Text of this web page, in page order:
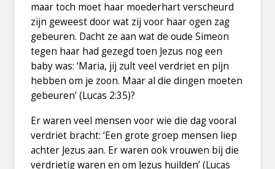
maar toch moet haar moederhart verscheurd
zijn geweest door wat zij voor haar ogen zag
gebeuren. Dacht ze aan wat de oude Simeon
tegen haar had gezegd toen Jezus nog een
baby was: ‘Maria, jij zult veel verdriet en pijn
hebben om je zoon. Maar al die dingen moeten
gebeuren’ (Lucas 2:35)?
Er waren veel mensen voor wie die dag vooral
verdriet bracht: ‘Een grote groep mensen liep
achter Jezus aan. Er waren ook vrouwen bij die
verdrietig waren en om Jezus huilden’ (Lucas